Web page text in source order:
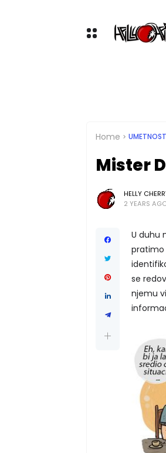
Home
Mister
HELLY
2 YEARS
U duhu
pratimo
se
njemu